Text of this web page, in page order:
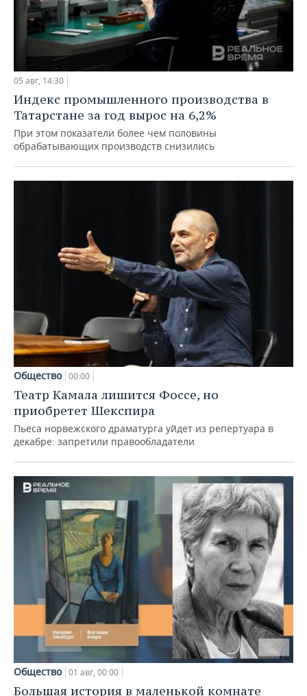
05 авг, 14:30
Индекс промышленного производства в
Татарстане за год вырос на 6,2%
При этом показатели более чем половины
обрабатывающих производств снизились
Общество 00:00
Театр Камала лишится Фоссе, но
приобретет Шекспира
Пьеса норвежского драматурга уйдет из репертуара в
декабре: запретили правообладатели
Общество 01 авг, 00:00
Большая история в маленькой комнате